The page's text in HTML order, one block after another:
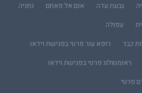
גבעת עדה אום אל פאחם
נתניה
עפולה
כבד
רופא עור פרטי בפגישת וידאו
ראומטולוג פרטי בפגישת וידאו
פרטי